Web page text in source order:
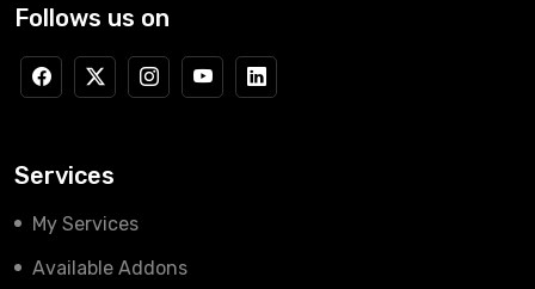
Follows us on
Services
My Services
Available Addons